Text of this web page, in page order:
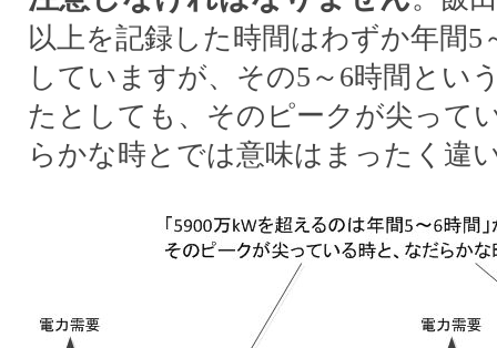
以上を記録した時間はわずか年間5
していますが、その5～6時間とい
たとしても、そのピークが尖って
らかな時とでは意味はまったく違